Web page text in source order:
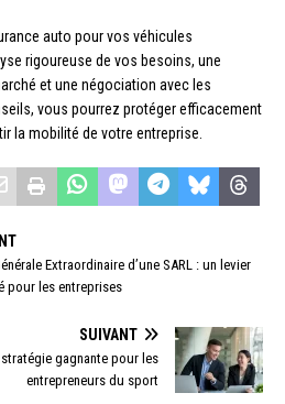
auto pour vos véhicules
rigoureuse de vos besoins, une
et une négociation avec les
vous pourrez protéger efficacement
la mobilité de votre entreprise.
Extraordinaire d’une SARL : un levier
pour les entreprises
SUIVANT
gagnante pour les
entrepreneurs du sport